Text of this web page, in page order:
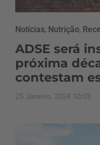
Notícias, Nutrição,
ADSE será
próxima
contestam
25 Janeiro, 2024 10:03